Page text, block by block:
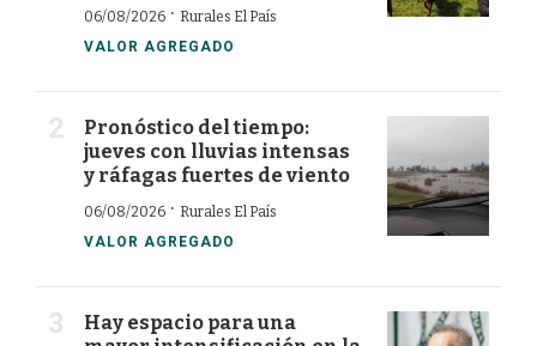
06/08/2026 · Rurales El País
VALOR AGREGADO
Pronóstico del tiempo:
jueves con lluvias intensas
y ráfagas fuertes de viento
06/08/2026 · Rurales El País
VALOR AGREGADO
Hay espacio para una